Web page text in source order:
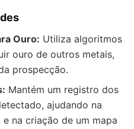
Ouro: Utiliza algoritmos
ouro de outros metais,
prospecção.
Mantém um registro dos
ajudando na
na criação de um mapa